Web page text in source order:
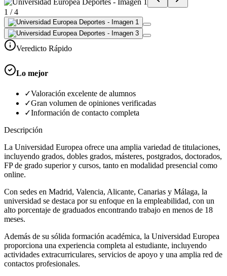
1 /4
Veredicto Rápido
Lo mejor
✓Valoración excelente de alumnos
✓Gran volumen de opiniones verificadas
✓Información de contacto completa
Descripción
La Universidad Europea ofrece una amplia variedad de titulaciones,
incluyendo grados, dobles grados, másteres, postgrados, doctorados,
FP de grado superior y cursos, tanto en modalidad presencial como
online.
Con sedes en Madrid, Valencia, Alicante, Canarias y Málaga, la
universidad se destaca por su enfoque en la empleabilidad, con un
alto porcentaje de graduados encontrando trabajo en menos de 18
meses.
Además de su sólida formación académica, la Universidad Europea
proporciona una experiencia completa al estudiante, incluyendo
actividades extracurriculares, servicios de apoyo y una amplia red de
contactos profesionales.